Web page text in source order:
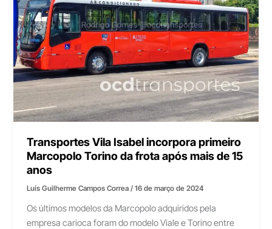
Transportes Vila Isabel incorpora primeiro
Marcopolo Torino da frota após mais de 15
anos
Luís Guilherme Campos Correa/16 de março de 2024
Os últimos modelos da Marcopolo adquiridos pela
empresa carioca foram do modelo Viale e Torino entre